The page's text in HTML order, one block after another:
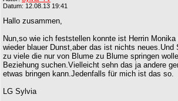
Datum: 12.08.13 19:41
Hallo zusammen,
Nun,so wie ich feststellen konnte ist Herrin
wieder blauer Dunst,aber das ist nichts
zu viele die nur von Blume zu Blume springen
Beziehung suchen.Vielleicht sehn das ja andere
etwas bringen kann.Jedenfalls für mich ist das so.
LG Sylvia